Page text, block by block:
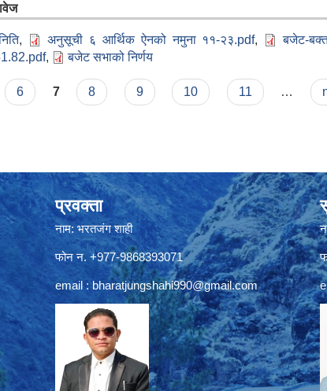
, अनुसूची ६ आर्थिक ऐनको नमुना ११-२३.pdf, बजेट-
, बजेट सभाको निर्णय
6 7 8 9 10 11 …
प्रवक्ता
नाम: भरतजंग शाही
फोन न. +977-9868393071
email : bharatjungshahi990@gmail.com